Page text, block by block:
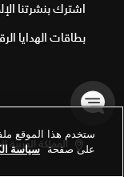
اشترك بنشرتنا
بطاقات الهدايا
المملكة العربية
ستخدم هذا الموقع
على صفحة سياسة